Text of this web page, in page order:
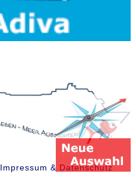
Impressum & Datenschutz